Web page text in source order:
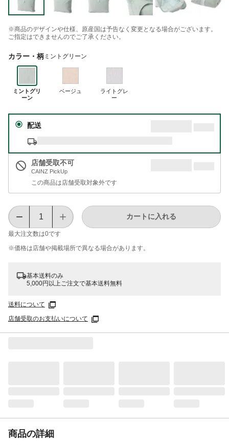
※商品のデザインや仕様、原産国は予告なく変更となる場合がございます。
ご指定はできませんのでご了承ください。
カラー・柄 ミントグリーン
ミントグリ
ーン
ベージュ
ライトグレ
ー
配送
店舗受取不可
CAINZ PickUp
この商品は店舗受取対象外です
最大注文数は0です
カートに入れる
※価格は​店舗や​掲載場所で​異なる​場合が​あります。
基本送料のみ
5,000円以上ご注文で基本送料無料
送料について
店舗受取のお支払いについて
商品の詳細